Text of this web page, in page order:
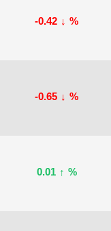
-0.42 ↓ %
-0.65 ↓ %
0.01 ↑ %